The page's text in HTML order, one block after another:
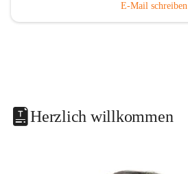
E-Mail schreiben
Herzlich willkommen